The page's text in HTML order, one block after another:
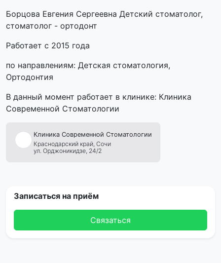
Борцова Евгения Сергеевна Детский стоматолог,
стоматолог - ортодонт
Работает с 2015 года
по направлениям: Детская стоматология,
Ортодонтия
В данный момент работает в клинике: Клиника
Современной Стоматологии
Клиника Современной Стоматологии
Краснодарский край, Сочи
ул. Орджоникидзе, 24/2
Записаться на приём
Связаться